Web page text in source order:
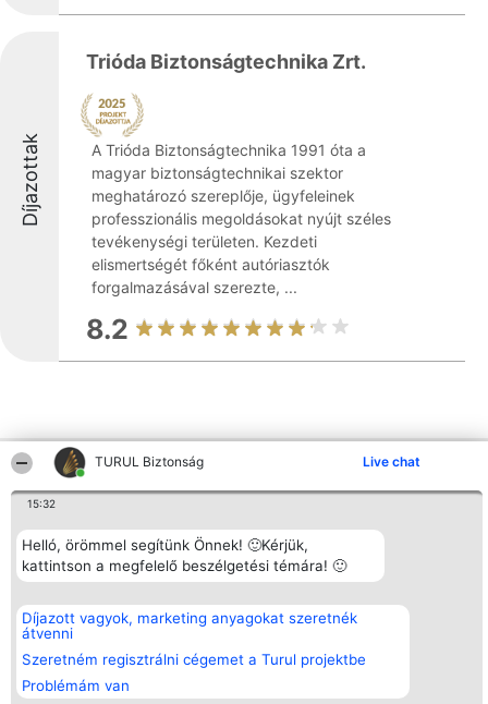
TURUL Biztonság Live chat
15:32
Helló, örömmel segítünk Önnek! 🙂Kérjük,
kattintson a megfelelő beszélgetési témára! 🙂
Díjazott vagyok, marketing anyagokat szeretnék
átvenni
Szeretném regisztrálni cégemet a Turul projektbe
Problémám van
Díjazottak
Trióda Biztonságtechnika Zrt.
A Trióda Biztonságtechnika 1991 óta a
magyar biztonságtechnikai szektor
meghatározó szereplője, ügyfeleinek
professzionális megoldásokat nyújt széles
tevékenységi területen. Kezdeti
elismertségét főként autóriasztók
forgalmazásával szerezte, ...
8.2
Más cégek a környéken
Rangsorszervező
SC Beautiful Company S.R.L.
Bulevardul Aleea Timișul De
4, Ap. 13
Bukarest 53-238
tel: +363 033 425 71
Népszavazás
Nyertesek
Az összes
listája
Szabályok
Polityka
Elérhetőség